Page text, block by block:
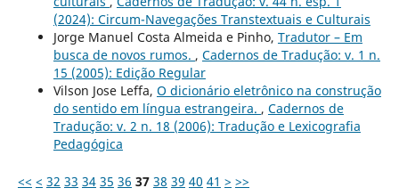
(2024): Circum-Navegações Transtextuais e Culturais
Jorge Manuel Costa Almeida e Pinho, Tradutor – Em
busca de novos rumos. , Cadernos de Tradução: v. 1 n.
15 (2005): Edição Regular
Vilson Jose Leffa, O dicionário eletrônico na construção
do sentido em língua estrangeira. , Cadernos de
Tradução: v. 2 n. 18 (2006): Tradução e Lexicografia
Pedagógica
<< < 32 33 34 35 36 37 38 39 40 41 > >>